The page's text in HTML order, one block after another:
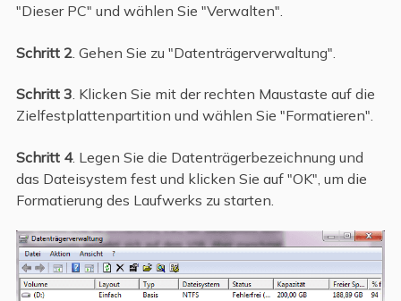
"Dieser PC" und wählen Sie "Verwalten".
Schritt 2. Gehen Sie zu "Datenträgerverwaltung".
Schritt 3. Klicken Sie mit der rechten Maustaste auf die
Zielfestplattenpartition und wählen Sie "Formatieren".
Schritt 4. Legen Sie die Datenträgerbezeichnung und
das Dateisystem fest und klicken Sie auf "OK", um die
Formatierung des Laufwerks zu starten.